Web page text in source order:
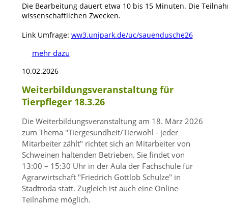
Die Bearbeitung dauert etwa 10 bis 15 Minuten. Die
wissenschaftlichen Zwecken.
Link Umfrage: ww3.unipark.de/uc/sauendusche26
mehr dazu
10.02.2026
Weiterbildungsveranstaltung für
Tierpfleger 18.3.26
Die Weiterbildungsveranstaltung am 18. März 2026
zum Thema Tiergesundheit/Tierwohl - jeder
Mitarbeiter zählt richtet sich an Mitarbeiter von
Schweinen haltenden Betrieben. Sie findet von
13:00 – 15:30 Uhr in der Aula der Fachschule für
Agrarwirtschaft Friedrich Gottlob Schulze in
Stadtroda statt. Zugleich ist auch eine Online-
Teilnahme möglich.